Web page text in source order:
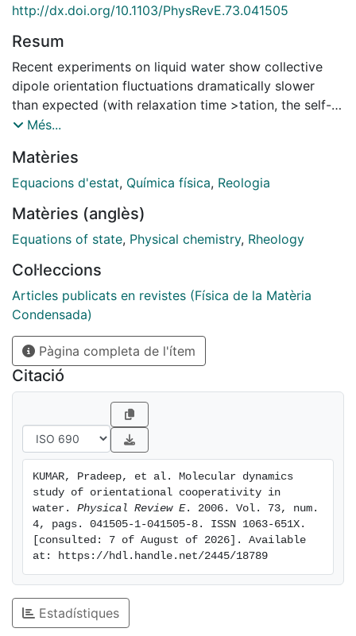
http://dx.doi.org/10.1103/PhysRevE.73.041505
Resum
Recent experiments on liquid water show collective
dipole orientation fluctuations dramatically slower
than expected (with relaxation time >tation, the self-
dipole randomization time tr, which is an upper limit on
correlated domains of dipoles in water which have
large relaxation times compared to the individual
the site-dipole field, the net dipole moment formed by
a set of molecules belonging to a box of edge Lbox.
tbox2.5ta for Lbox3 , i.e., it is shorter than the same
quantity calculated for the self-dipole. Finally, we find
that the orientational correlation length is short even
at low T.
Més...
Matèries
Equacions d'estat, Química física, Reologia
Matèries (anglès)
Equations of state, Physical chemistry, Rheology
Col·leccions
Articles publicats en revistes (Física de la Matèria
Condensada)
Pàgina completa de l'ítem
Citació
KUMAR, Pradeep, et al. Molecular dynamics
study of orientational cooperativity in
water. Physical Review E. 2006. Vol. 73, num.
4, pags. 041505-1-041505-8. ISSN 1063-651X.
[consulted: 7 of August of 2026]. Available
at: https://hdl.handle.net/2445/18789
Estadístiques